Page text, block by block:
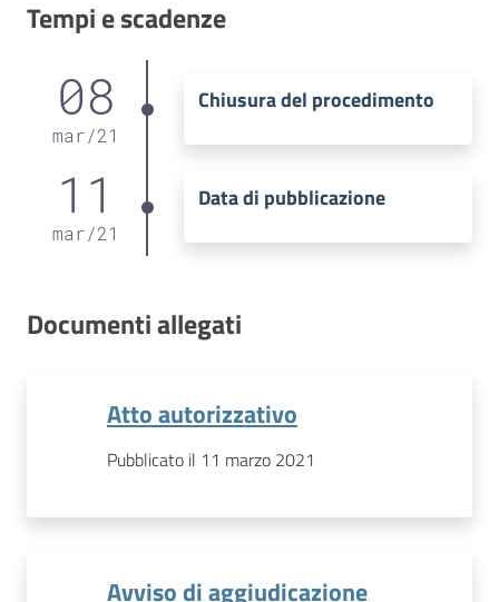
Tempi e scadenze
08
mar/21
Chiusura del procedimento
11
mar/21
Data di pubblicazione
Documenti allegati
Atto autorizzativo
Pubblicato il 11 marzo 2021
Avviso di aggiudicazione